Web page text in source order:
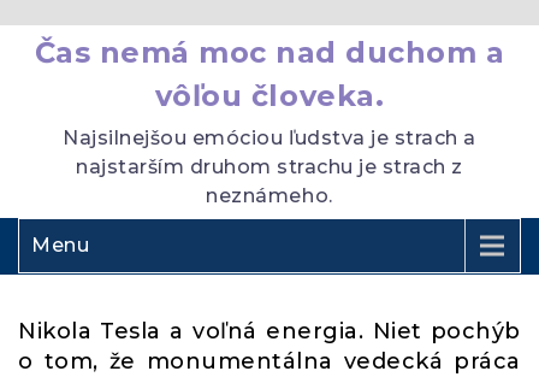
Čas nemá moc nad duchom a
vôľou človeka.
Najsilnejšou emóciou ľudstva je strach a
najstarším druhom strachu je strach z
neznámeho.
Menu
Nikola Tesla a voľná energia. Niet pochýb
o tom, že monumentálna vedecká práca